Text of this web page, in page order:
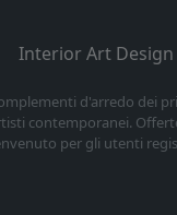
Interior Art Design
d'arredo dei
contemporanei.
per gli utenti